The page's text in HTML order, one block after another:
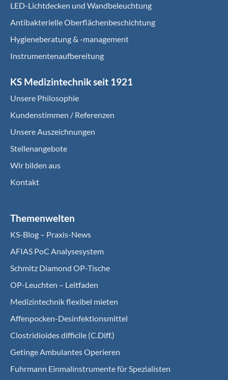
LED-Lichtdecken und Wandbeleuchtung
Antibakterielle Oberflächenbeschichtung
Hygieneberatung & -management
Instrumentenaufbereitung
KS Medizintechnik seit 1921
Unsere Philosophie
Kundenstimmen / Referenzen
Unsere Auszeichnungen
Stellenangebote
Wir bilden aus
Kontakt
Themenwelten
KS-Blog – Praxis-News
AFIAS PoC Analysesystem
Schmitz Diamond OP-Tische
OP-Leuchten – Leitfaden
Medizintechnik flexibel mieten
Affenpocken-Desinfektionsmittel
Clostridioides difficile (C.Diff.)
Getinge Ambulantes Operieren
Fuhrmann Einmalinstrumente für Spezialisten